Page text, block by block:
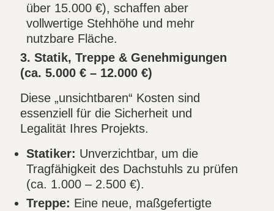
über 15.000 €), schaffen aber
vollwertige Stehhöhe und mehr
nutzbare Fläche.
3. Statik, Treppe & Genehmigungen
(ca. 5.000 € – 12.000 €)
Diese „unsichtbaren“ Kosten sind
essenziell für die Sicherheit und
Legalität Ihres Projekts.
Statiker: Unverzichtbar, um die
Tragfähigkeit des Dachstuhls zu prüfen
(ca. 1.000 – 2.500 €).
Treppe: Eine neue, maßgefertigte